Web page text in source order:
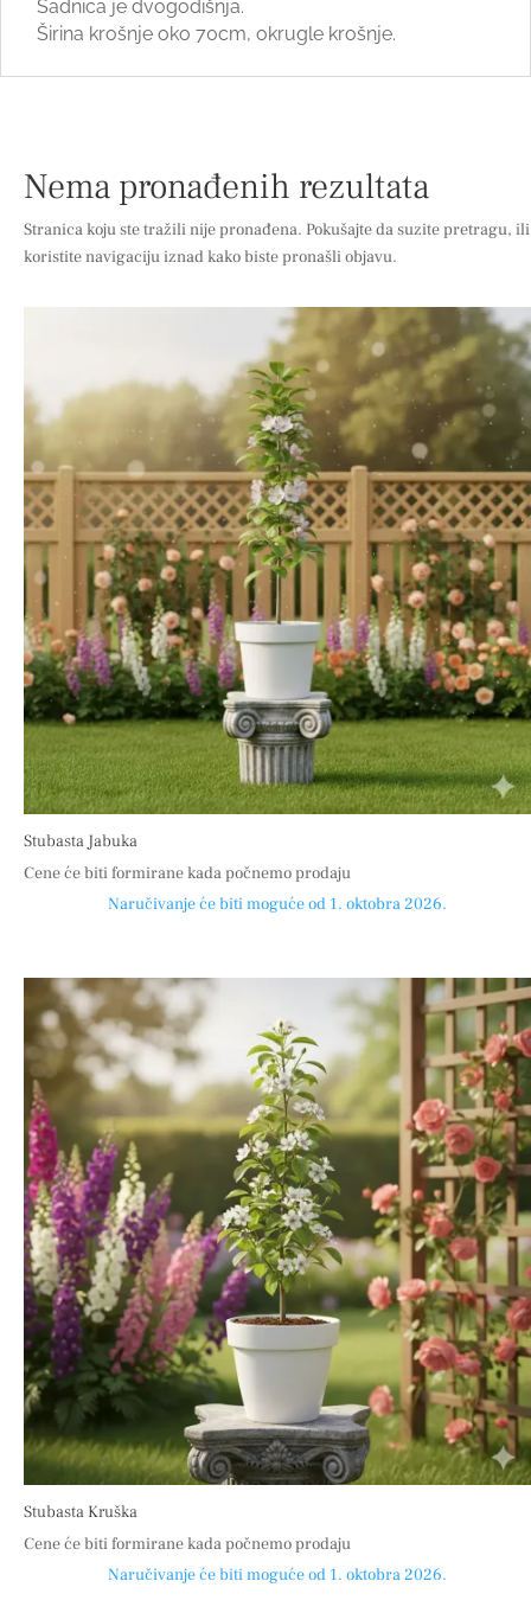
Sadnica je dvogodišnja.
Širina krošnje oko 70cm, okrugle krošnje.
Nema pronađenih rezultata
Stranica koju ste tražili nije pronađena. Pokušajte da suzite pretragu, ili
koristite navigaciju iznad kako biste pronašli objavu.
Stubasta Jabuka
Cene će biti formirane kada počnemo prodaju
Naručivanje će biti moguće od 1. oktobra 2026.
Stubasta Kruška
Cene će biti formirane kada počnemo prodaju
Naručivanje će biti moguće od 1. oktobra 2026.